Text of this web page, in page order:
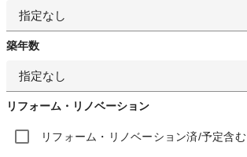
指定なし
築年数
指定なし
リフォーム・リノベーション
リフォーム・リノベーション済/予定含む